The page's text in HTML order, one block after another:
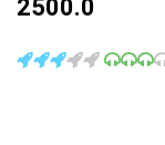
2500.0